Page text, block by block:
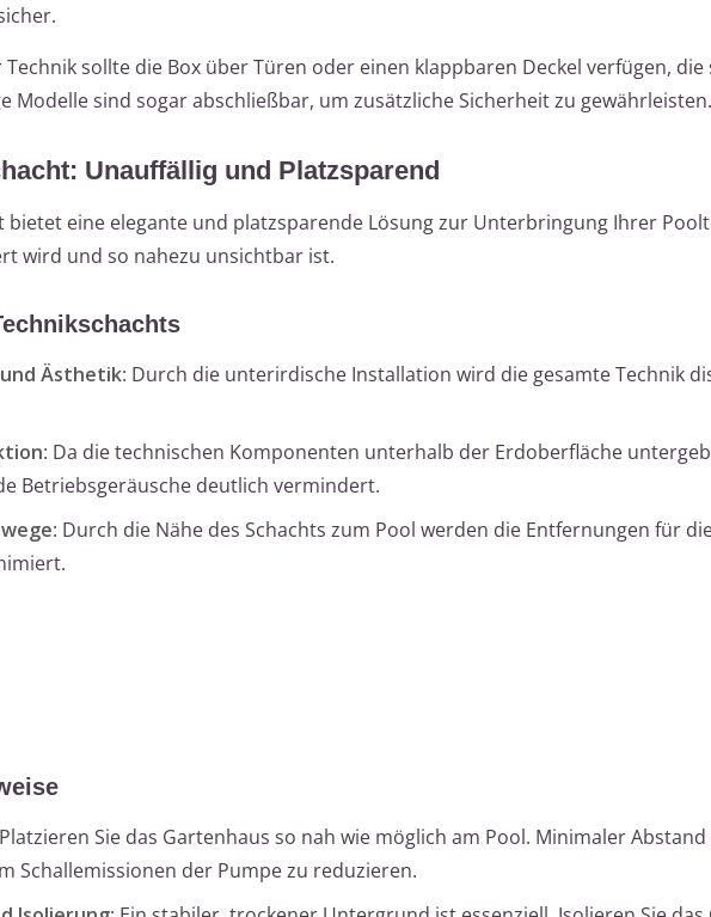
Technik sollte die Box über Türen oder einen klappbaren Deckel verfügen, die
Modelle sind sogar abschließbar, um zusätzliche Sicherheit zu gewährleisten.
Unauffällig und Platzsparend
bietet eine elegante und platzsparende Lösung zur Unterbringung Ihrer
wird und so nahezu unsichtbar ist.
Ästhetik: Durch die unterirdische Installation wird die gesamte Technik
: Da die technischen Komponenten unterhalb der Erdoberfläche
Betriebsgeräusche deutlich vermindert.
: Durch die Nähe des Schachts zum Pool werden die Entfernungen für
Sie das Gartenhaus so nah wie möglich am Pool. Minimaler Abstand
Schallemissionen der Pumpe zu reduzieren.